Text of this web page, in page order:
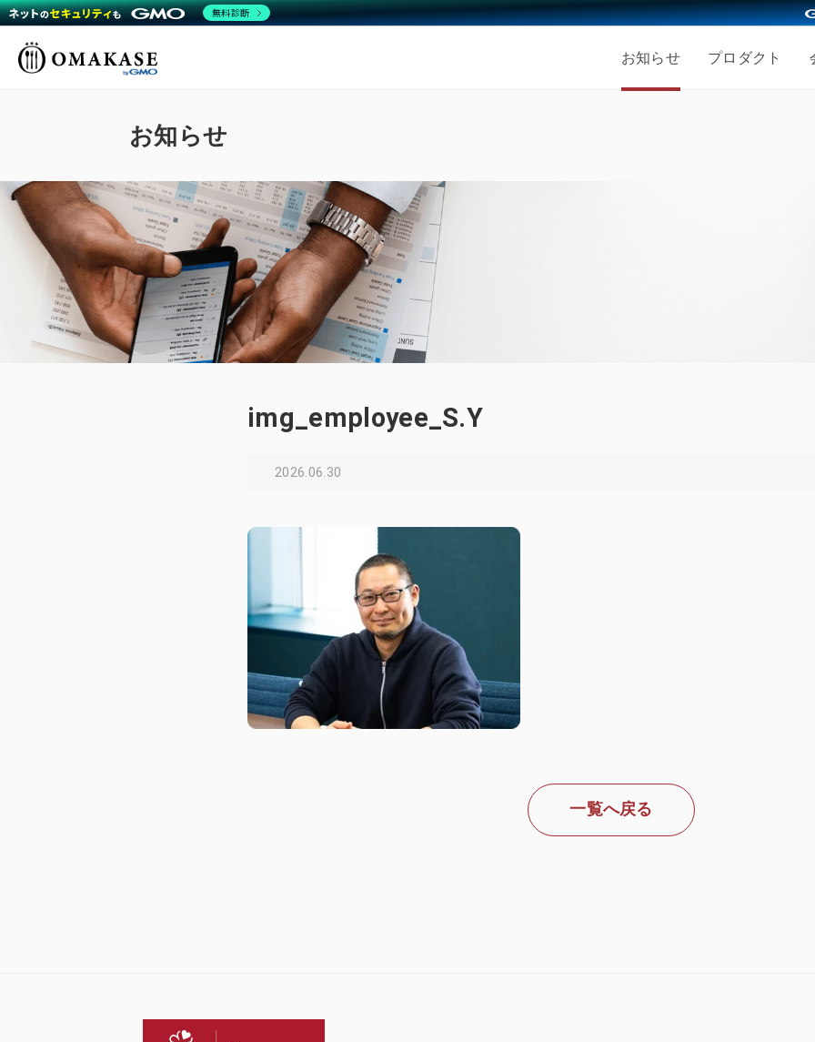
お知らせ プロダクト
会社を知る
ミッション
事業内容
働き方
お知らせ
img_employee_S.Y
2026.06.30
一覧へ戻る
無料診断